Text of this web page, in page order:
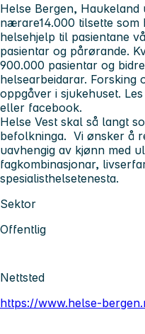
Helse Bergen, Haukeland
nærare14.000 tilsette som
helsehjelp til pasientane
pasientar og pårørande.
900.000 pasientar og
helsearbeidarar. Forsking
oppgåver i sjukehuset.
eller facebook.
Helse Vest skal så langt
befolkninga. Vi ønsker å
uavhengig av kjønn med
fagkombinasjonar,
spesialisthelsetenesta.
Sektor
Offentlig
Nettsted
https://www.helse-